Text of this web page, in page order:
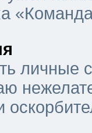
личные